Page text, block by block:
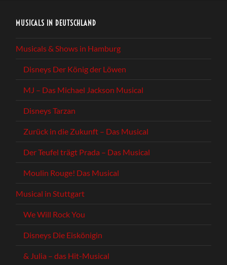
MUSICALS IN DEUTSCHLAND
Musicals & Shows in Hamburg
Disneys Der König der Löwen
MJ – Das Michael Jackson Musical
Disneys Tarzan
Zurück in die Zukunft – Das Musical
Der Teufel trägt Prada – Das Musical
Moulin Rouge! Das Musical
Musical in Stuttgart
We Will Rock You
Disneys Die Eiskönigin
& Julia – das Hit-Musical